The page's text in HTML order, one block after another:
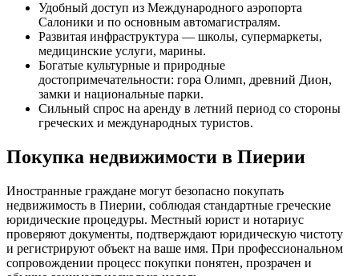
Удобный доступ из Международного аэропорта
Салоники и по основным автомагистралям.
Развитая инфраструктура — школы, супермаркеты,
медицинские услуги, марины.
Богатые культурные и природные
достопримечательности: гора Олимп, древний Дион,
замки и национальные парки.
Сильный спрос на аренду в летний период со стороны
греческих и международных туристов.
Покупка недвижимости в Пиерии
Иностранные граждане могут безопасно покупать
недвижимость в Пиерии, соблюдая стандартные греческие
юридические процедуры. Местный юрист и нотариус
проверяют документы, подтверждают юридическую чистоту
и регистрируют объект на ваше имя. При профессиональном
сопровождении процесс покупки понятен, прозрачен и